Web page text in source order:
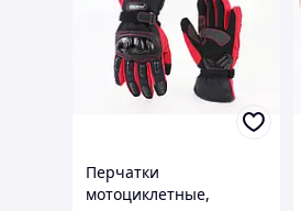
Перчатки
мотоциклетные,